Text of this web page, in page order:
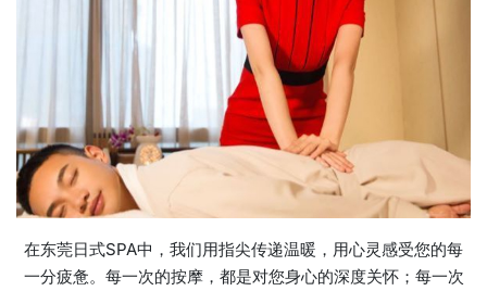
在东莞日式SPA中，我们用指尖传递温暖，用心灵感受您的每
一分疲惫。每一次的按摩，都是对您身心的深度关怀；每一次